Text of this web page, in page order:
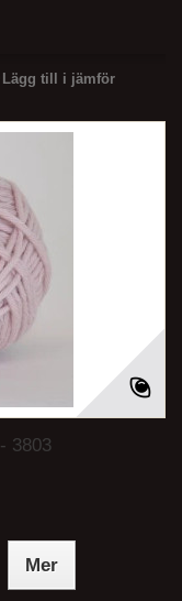
Lägg till i jämför
3803
Mer